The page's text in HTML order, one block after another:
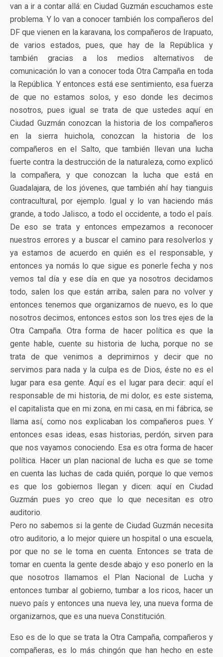
van a ir a contar allá: en Ciudad Guzmán escuchamos este
problema. Y lo van a conocer también los compañeros del
DF que vienen en la karavana, los compañeros de Irapuato,
de varios estados, pues, que hay de la República y
también gracias a los medios alternativos de
comunicación lo van a conocer toda Otra Campaña en toda
la República. Y entonces está ese sentimiento, esa fuerza
de que no estamos solos, y eso donde les decimos
nosotros, pues igual se trata de que ustedes aquí en
Ciudad Guzmán conozcan la historia de los compañeros
en la sierra huichola, conozcan la historia de los
compañeros en el Salto, que también llevan una lucha
fuerte contra la destrucción de la naturaleza, como explicó
la compañera, y que conozcan la lucha que está en
Guadalajara, de los jóvenes, que también ahí hay tianguis
contracultural, por ejemplo. Igual y lo van haciendo más
grande, a todo Jalisco, a todo el occidente, a todo el país.
De eso se trata y entonces empezamos a reconocer
nuestros errores y a buscar el camino para resolverlos y
ya estamos de acuerdo en quién es el responsable, y
entonces ya nomás lo que sigue es ponerle fecha y nos
vemos tal día y ese día en que ya nosotros decidamos
todo, salen los que están arriba, salen para no volver y
entonces tenemos que organizarnos de nuevo, es lo que
nosotros decimos, entonces estos son los tres ejes de la
Otra Campaña. Otra forma de hacer política es que la
gente hable, cuente su historia de lucha, porque no se
trata de que venimos a deprimirnos y decir que no
servimos para nada y la culpa es de Dios, éste no es el
lugar para esa gente. Aquí es el lugar para decir: aquí el
responsable de mi historia, de mi dolor, es este sistema,
el capitalista que en mi zona, en mi casa, en mi fábrica, se
llama así, como nos explicaban los compañeros pues. Y
entonces esas ideas, esas historias, perdón, sirven para
que nos vayamos conociendo. Esa es otra forma de hacer
política. Hacer un plan nacional de lucha es que se tome
en cuenta las luchas de cada quién, porque lo que vemos
es que los gobiernos llegan y dicen: aquí en Ciudad
Guzmán pues yo creo que lo que necesitan es otro
auditorio.
Pero no sabemos si la gente de Ciudad Guzmán necesita
otro auditorio, a lo mejor quiere un hospital o una escuela,
por que no se le toma en cuenta. Entonces se trata de
tomar en cuenta la gente desde abajo y eso ponerlo en la
que nosotros llamamos el Plan Nacional de Lucha y
entonces tumbar al gobierno, tumbar a los ricos, hacer un
nuevo país y entonces una nueva ley, una nueva forma de
organizarnos, que es una nueva Constitución.
Eso es de lo que se trata la Otra Campaña, compañeros y
compañeras, es lo más chingón que han hecho en este